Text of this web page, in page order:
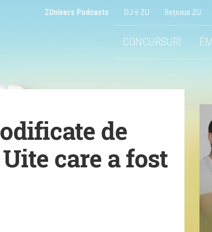
ZUnivers Podcasts DJ-ii ZU Reţeaua ZU
CONCURSURI
de
care a fost